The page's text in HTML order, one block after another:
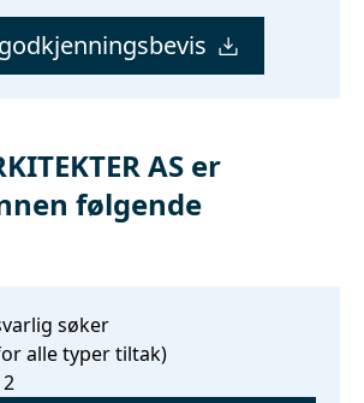
AS er
følgende
søker
alle typer tiltak)
2